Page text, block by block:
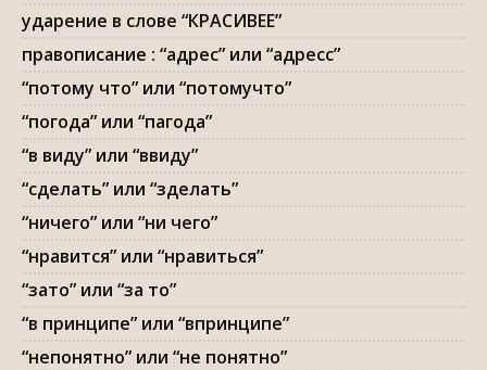
ударение в слове “КРАСИВЕЕ”
правописание : “адрес” или “адресс”
“потому что” или “потомучто”
“погода” или “пагода”
“в виду” или “ввиду”
“сделать” или “зделать”
“ничего” или “ни чего”
“нравится” или “нравиться”
“зато” или “за то”
“в принципе” или “впринципе”
“непонятно” или “не понятно”